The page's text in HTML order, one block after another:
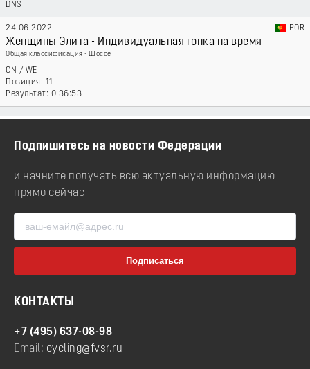
DNS
24.06.2022 POR
Женщины Элита - Индивидуальная гонка на время
Общая классификация - Шоссе
CN / WE
11
0:36:53
Подпишитесь на новости Федерации
и начните получать всю актуальную информацию
прямо сейчас
КОНТАКТЫ
+7 (495) 637-08-98
Email: cycling@fvsr.ru